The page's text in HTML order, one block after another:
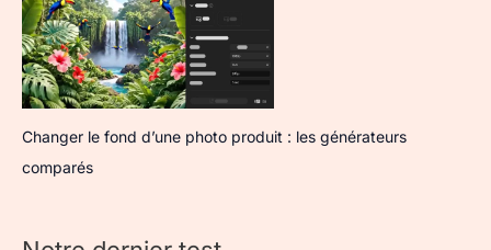
Changer le fond d’une photo produit : les générateurs
comparés